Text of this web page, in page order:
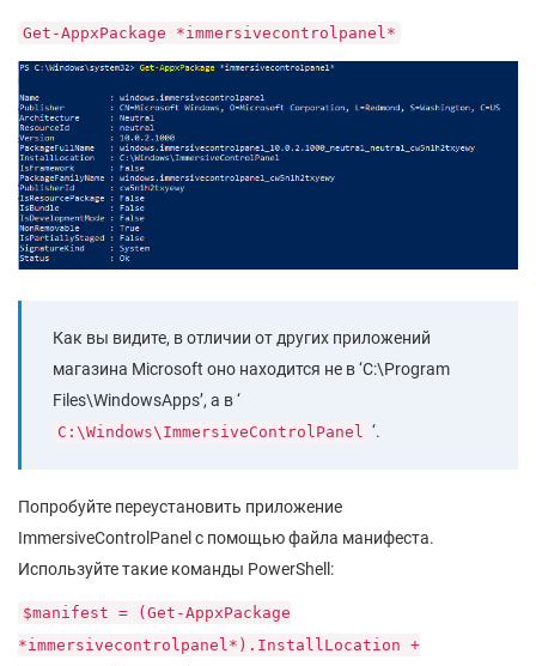
Get-AppxPackage *immersivecontrolpanel*
Как вы видите, в отличии от других приложений
магазина Microsoft оно находится не в ‘C:\Program
Files\WindowsApps’, а в ‘
C:\Windows\ImmersiveControlPanel ‘.
Попробуйте переустановить приложение
ImmersiveControlPanel с помощью файла манифеста.
Используйте такие команды PowerShell:
$manifest = (Get-AppxPackage
*immersivecontrolpanel*).InstallLocation +